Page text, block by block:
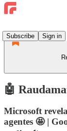
Subscribe
Sign in
🤖
Microsoft
agentes 🤩 |